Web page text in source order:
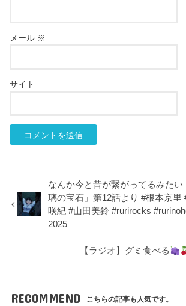
メール ※
サイト
なんか今と昔が繋がってるみた
璃の宝石」第12話より #根本京里
咲紀 #山田美鈴 #rurirocks
2025
【ラジオ】グミ食べる
RECOMMEND こちらの記事も人気です。